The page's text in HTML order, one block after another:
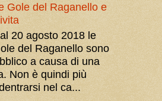
Gole del Raganello e
20 agosto 2018 le
del Raganello sono
a causa di una
Non è quindi più
nel ca...